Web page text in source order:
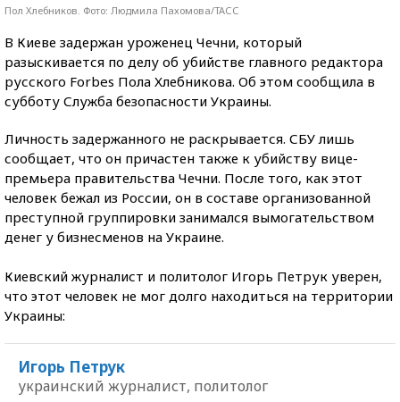
Пол Хлебников. Фото: Людмила Пахомова/ТАСС
В Киеве задержан уроженец Чечни, который
разыскивается по делу об убийстве главного редактора
русского Forbes Пола Хлебникова. Об этом сообщила в
субботу Служба безопасности Украины.
Личность задержанного не раскрывается. СБУ лишь
сообщает, что он причастен также к убийству вице-
премьера правительства Чечни. После того, как этот
человек бежал из России, он в составе организованной
преступной группировки занимался вымогательством
денег у бизнесменов на Украине.
Киевский журналист и политолог Игорь Петрук уверен,
что этот человек не мог долго находиться на территории
Украины:
Игорь Петрук
украинский журналист, политолог